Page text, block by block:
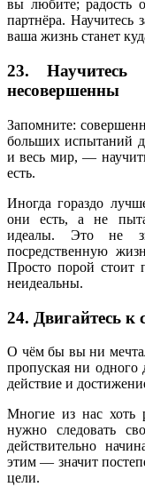
вы любите; радость
партнёра. Научитесь
ваша жизнь станет
23.
несовершенны
Запомните:
больших испытаний
и весь мир, —
есть.
Иногда гораздо
они есть, а не
идеалы. Это не
посредственную
Просто порой стоит
неидеальны.
24. Двигайтесь
О чём бы вы ни
пропуская ни
действие и
Многие из нас хоть
нужно следовать
действительно
этим — значит
цели.